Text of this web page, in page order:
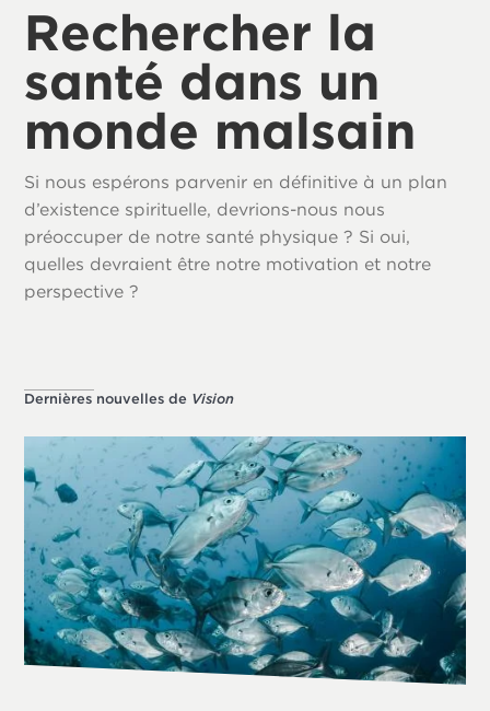
Rechercher la
santé dans un
monde malsain
Si nous espérons parvenir en définitive à un plan
d’existence spirituelle, devrions-nous nous
préoccuper de notre santé physique ? Si oui,
quelles devraient être notre motivation et notre
perspective ?
Dernières nouvelles de Vision